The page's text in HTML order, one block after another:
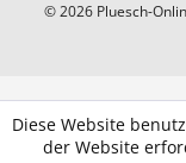
© 2026 Pluesch-
Diese Website
der Website